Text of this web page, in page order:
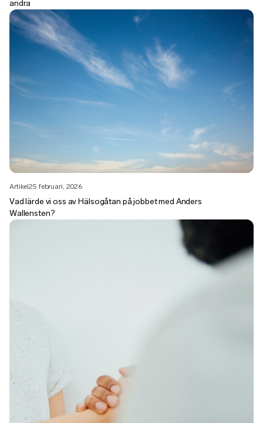
andra
Artikel25 februari, 2026
Vad lärde vi oss av Hälsogåtan på jobbet med Anders
Wallensten?